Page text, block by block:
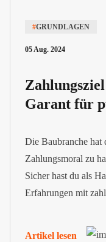
#GRUNDLAGEN
05 Aug. 2024
Garant für
Die Baubranche hat
Zahlungsmoral zu
Sicher hast du als
Erfahrungen mit
Artikel lesen